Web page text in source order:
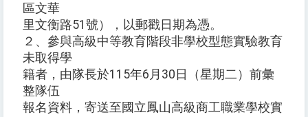
區文華
里文衡路51號），以郵戳日期為憑。
２、參與高級中等教育階段非學校型態實驗教育
未取得學
籍者，由隊長於115年6月30日（星期二）前彙
整隊伍
報名資料，寄送至國立鳳山高級商工職業學校實